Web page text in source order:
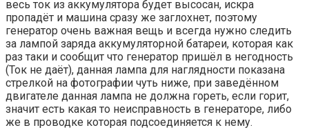
весь ток из аккумулятора будет высосан, искра
пропадёт и машина сразу же заглохнет, поэтому
генератор очень важная вещь и всегда нужно следить
за лампой заряда аккумуляторной батареи, которая как
раз таки и сообщит что генератор пришёл в негодность
(Ток не даёт), данная лампа для наглядности показана
стрелкой на фотографии чуть ниже, при заведённом
двигателе данная лампа не должна гореть, если горит,
значит есть какая то неисправность в генераторе, либо
же в проводке которая подсоединяется к нему.